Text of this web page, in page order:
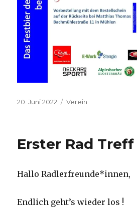
Veröffentlicht
20. Juni 2022 Kategorien
Verein
Erster Rad Treff
Hallo Radlerfreunde*innen,
Endlich geht’s wieder los !